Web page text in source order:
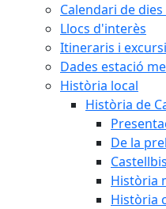
Calendari de
Llocs d'interès
Itineraris i
Dades estació
Història local
Història de
De la
Història
Història